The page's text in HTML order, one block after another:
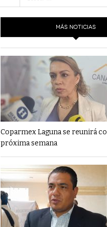
Financiamiento’ Por
‘La Laguna: Bomba De
Planeación’ Por PC29-
‘Las Corrupciones, Sus
PC29
- 7 mayo, 2021
MÁS NOTICIAS
Coparmex Laguna se reunirá
próxima semana